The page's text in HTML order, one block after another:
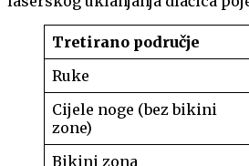
Tretirano područje
Ruke
Cijele noge (bez bikini
zone)
Bikini zona